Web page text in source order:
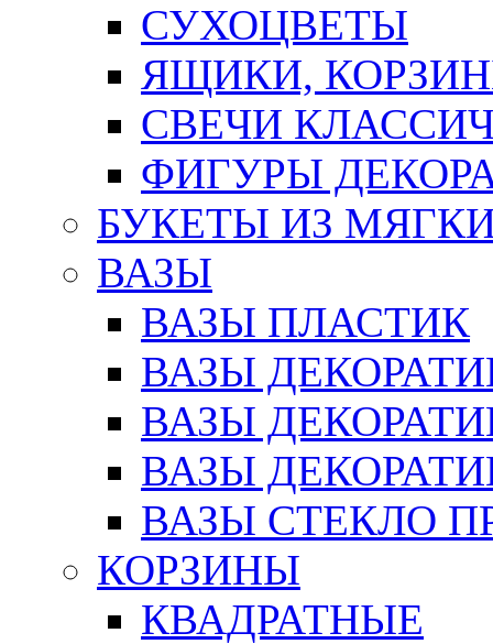
СУХОЦВЕТЫ
ЯЩИКИ,
СВЕЧИ
ФИГУРЫ
БУКЕТЫ ИЗ
ВАЗЫ
ВАЗЫ ПЛАСТИК
ВАЗЫ
ВАЗЫ
ВАЗЫ
ВАЗЫ СТЕКЛО
КОРЗИНЫ
КВАДРАТНЫЕ